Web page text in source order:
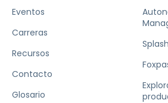
Eventos
Carreras
Recursos
Contacto
Glosario